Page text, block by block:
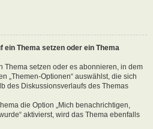
ein Thema setzen oder ein Thema
Thema setzen oder es abonnieren, in dem
„Themen-Optionen“ auswählst, die sich
des Diskussionsverlaufs des Themas
die Option „Mich benachrichtigen,
aktivierst, wird das Thema ebenfalls